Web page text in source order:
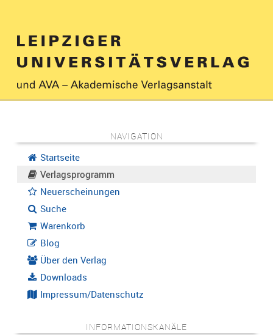
NAVIGATION
Startseite
Verlagsprogramm
Neuerscheinungen
Suche
Warenkorb
Blog
Über den Verlag
Downloads
Impressum/Datenschutz
INFORMATIONSKANÄLE